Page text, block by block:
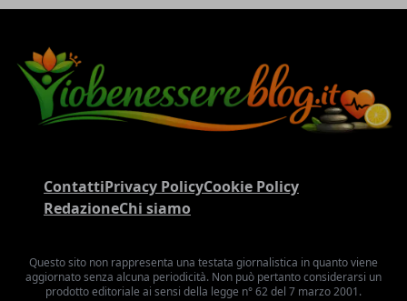
ContattiPrivacy PolicyCookie Policy
RedazioneChi siamo
Questo sito non rappresenta una testata giornalistica in quanto viene
aggiornato senza alcuna periodicità. Non può pertanto considerarsi un
prodotto editoriale ai sensi della legge n° 62 del 7 marzo 2001.